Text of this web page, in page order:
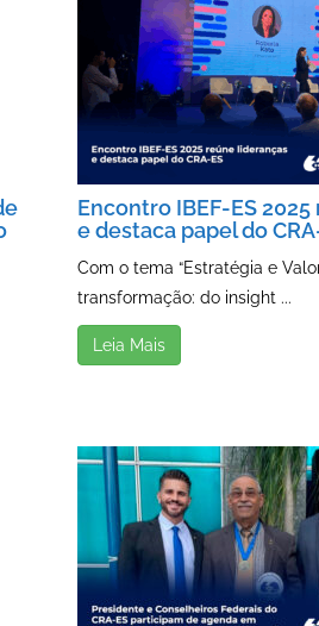
Encontro IBEF-ES
e destaca papel do
Com o tema “Estratégia e
transformação: do insight ...
Leia Mais